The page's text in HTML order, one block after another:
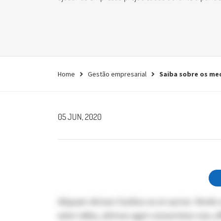
Home Gestão empresarial Saiba sobre os
05 JUN, 2020
Aliquam dictum facilisis ex et auctor.
enim tellus, ultrices eget consectetur non,